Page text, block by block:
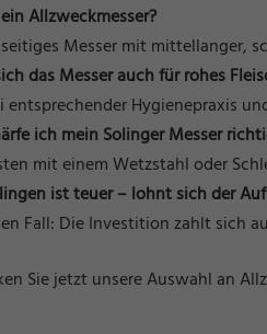
Allzweckmesser?
Messer mit mittellanger,
das Messer auch für rohes
entsprechender Hygienepraxis
ich mein Solinger Messer
mit einem Wetzstahl oder
ist teuer – lohnt sich der
Fall: Die Investition zahlt sich
Sie jetzt unsere Auswahl an